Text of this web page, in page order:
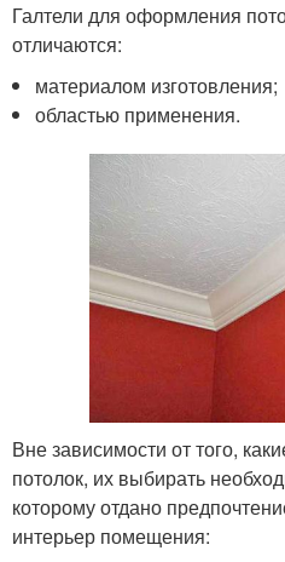
Галтели для оформления
отличаются:
материалом изготовления;
областью применения.
Вне зависимости от того,
потолок, их выбирать
которому отдано
интерьер помещения: